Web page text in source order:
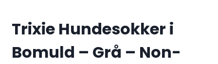
Trixie Hundesokker i
Bomuld – Grå – Non-